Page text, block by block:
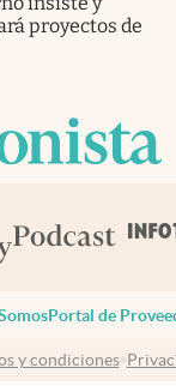
proyectos de
Portal de
y condiciones